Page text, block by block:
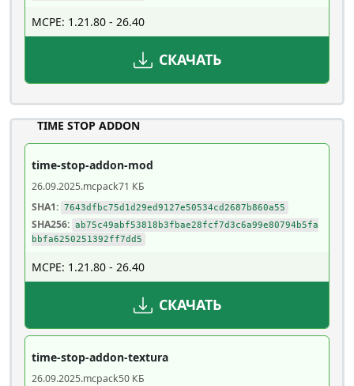
MCPE: 1.21.80 - 26.40
СКАЧАТЬ
TIME STOP ADDON
time-stop-addon-mod
26.09.2025.mcpack71 КБ
SHA1: 7643dfbc75d1d29ed9127e50534cd2687b860a55
SHA256: ab75c49abf53818b3fbae28fcf7d3c6a99e80794b5fa
bbfa6250251392ff7dd5
MCPE: 1.21.80 - 26.40
СКАЧАТЬ
time-stop-addon-textura
26.09.2025.mcpack50 КБ